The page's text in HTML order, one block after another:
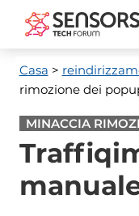
Casa >
rimozione dei
MINACCIA